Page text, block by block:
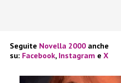
Seguite Novella 2000 anche
su: Facebook, Instagram e X